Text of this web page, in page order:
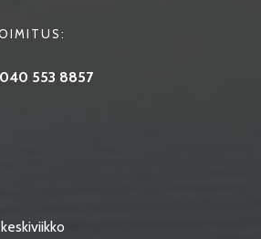
040 553 8857